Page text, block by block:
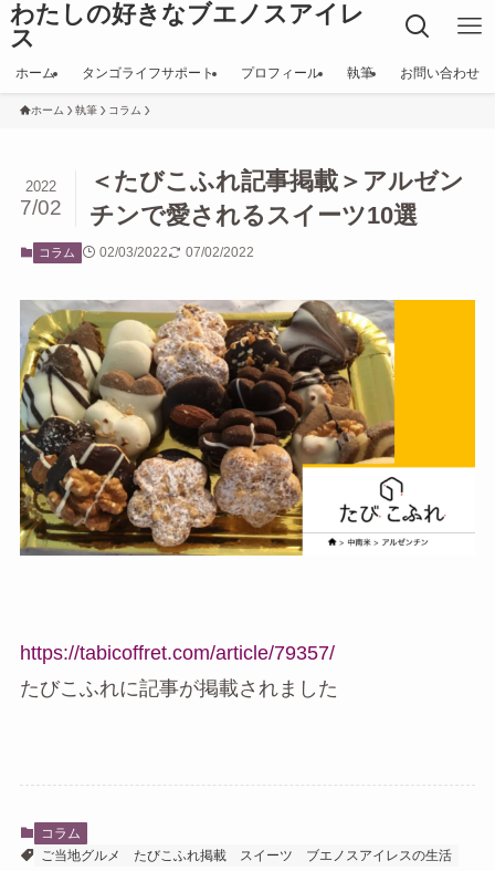
わたしの好きなブエノスアイレ
ス
ホーム タンゴライフサポート プロフィール 執筆 お問い合わせ
ホーム 執筆 コラム
＜たびこふれ記事掲載＞アルゼン
チンで愛されるスイーツ10選
2022
7/02
コラム 02/03/2022 07/02/2022
https://tabicoffret.com/article/79357/
たびこふれに記事が掲載されました
コラム
ご当地グルメ
たびこふれ掲載 スイーツ ブエノスアイレスの生活